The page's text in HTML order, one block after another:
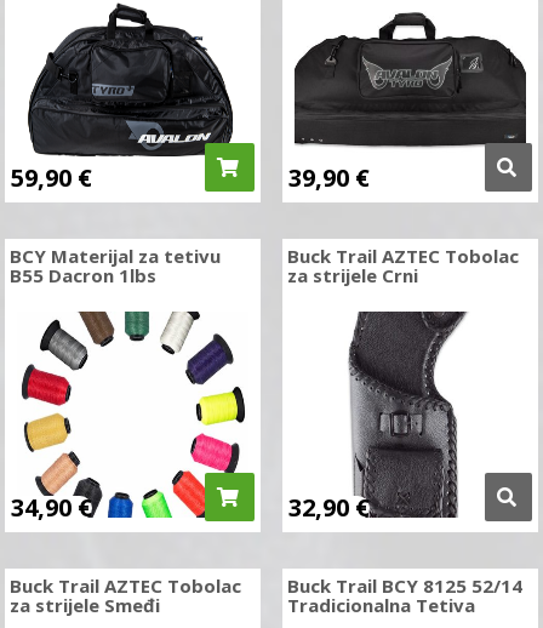
59,90 € 39,90 €
BCY Materijal za tetivu
B55 Dacron 1lbs
34,90 €
Buck Trail AZTEC Tobolac
za strijele Crni
32,90 €
Buck Trail AZTEC Tobolac
za strijele Smeđi
Buck Trail BCY 8125 52/14
Tradicionalna Tetiva